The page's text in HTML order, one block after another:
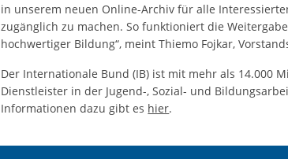
in unserem neuen Online-Archiv für alle
zugänglich zu machen. So funktioniert die
hochwertiger Bildung“, meint Thiemo Fojkar,
Der Internationale Bund (IB) ist mit mehr als 14.000
Dienstleister in der Jugend-, Sozial- und
Informationen dazu gibt es hier.